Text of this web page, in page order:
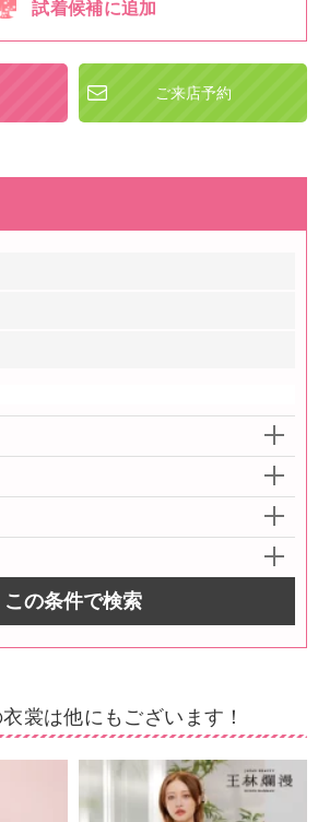
試着候補に追加
ご来店予約
この条件で検索
裳は他にもございます！